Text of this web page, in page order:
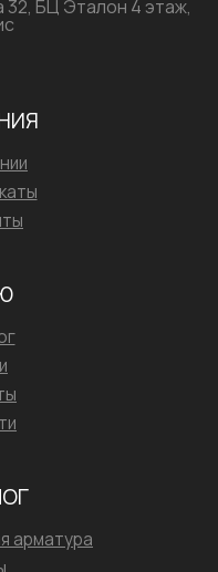
32, БЦ Эталон 4 этаж,
арматура